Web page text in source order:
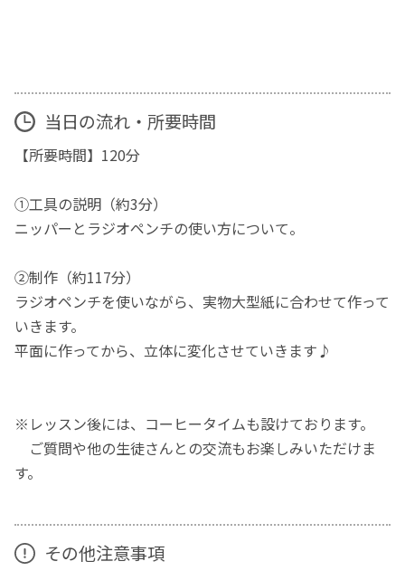
当日の流れ・所要時間
【所要時間】120分
①工具の説明（約3分）
ニッパーとラジオペンチの使い方について。
②制作（約117分）
ラジオペンチを使いながら、実物大型紙に合わせて作って
いきます。
平面に作ってから、立体に変化させていきます♪
※レッスン後には、コーヒータイムも設けております。
ご質問や他の生徒さんとの交流もお楽しみいただけま
す。
その他注意事項